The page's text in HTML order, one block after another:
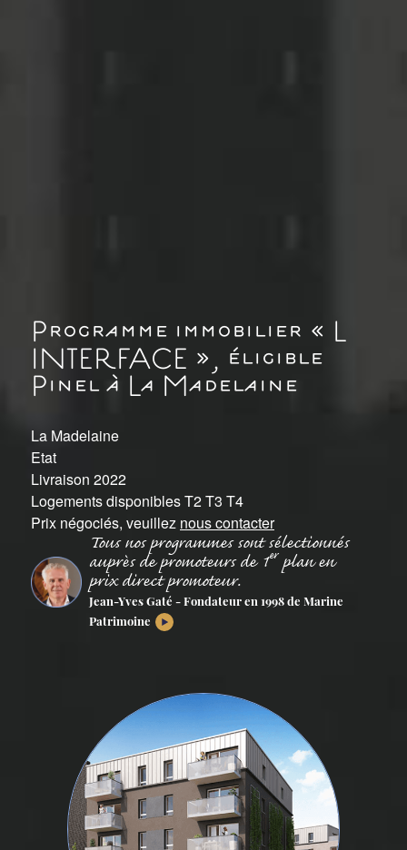
Programme immobilier « L
INTERFACE », éligible
Pinel à La Madelaine
La Madelaine
Etat
Livraison 2022
Logements disponibles T2 T3 T4
Prix négociés, veuillez nous contacter
Tous nos programmes sont sélectionnés
auprès de promoteurs de 1erplan en
prix direct promoteur.
Jean-Yves Gaté - Fondateur en 1998 de Marine
Patrimoine